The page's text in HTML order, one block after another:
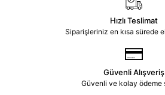
Hızlı Teslimat
Siparişleriniz en kısa sürede
Güvenli Alışveriş
Güvenli ve kolay ödeme